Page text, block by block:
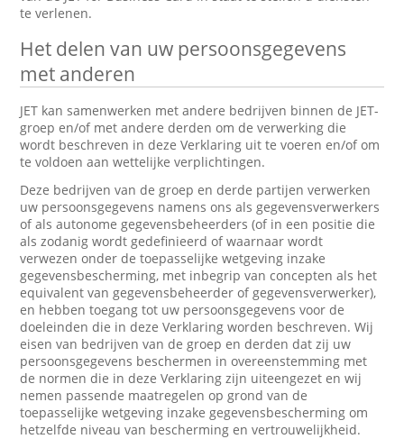
te verlenen.
Het delen van uw persoonsgegevens
met anderen
JET kan samenwerken met andere bedrijven binnen de JET-
groep en/of met andere derden om de verwerking die
wordt beschreven in deze Verklaring uit te voeren en/of om
te voldoen aan wettelijke verplichtingen.
Deze bedrijven van de groep en derde partijen verwerken
uw persoonsgegevens namens ons als gegevensverwerkers
of als autonome gegevensbeheerders (of in een positie die
als zodanig wordt gedefinieerd of waarnaar wordt
verwezen onder de toepasselijke wetgeving inzake
gegevensbescherming, met inbegrip van concepten als het
equivalent van gegevensbeheerder of gegevensverwerker),
en hebben toegang tot uw persoonsgegevens voor de
doeleinden die in deze Verklaring worden beschreven. Wij
eisen van bedrijven van de groep en derden dat zij uw
persoonsgegevens beschermen in overeenstemming met
de normen die in deze Verklaring zijn uiteengezet en wij
nemen passende maatregelen op grond van de
toepasselijke wetgeving inzake gegevensbescherming om
hetzelfde niveau van bescherming en vertrouwelijkheid.